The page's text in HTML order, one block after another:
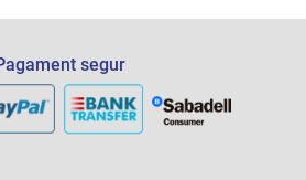
segur